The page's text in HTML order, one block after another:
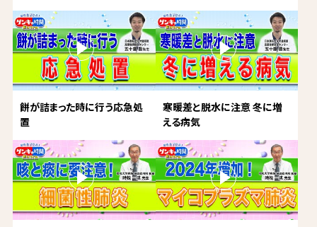
餅が詰まった時に行う応急処
置
寒暖差と脱水に注意 冬に増
える病気